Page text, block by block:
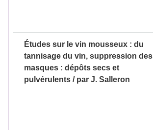
Études sur le vin mousseux : du
tannisage du vin, suppression des
masques : dépôts secs et
pulvérulents / par J. Salleron